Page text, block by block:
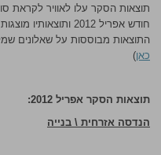
תוצאות הסקר עלו לאוויר לקראת
חודש אפריל 2012 ותוצאותיו מוצגות להלן.
התוצאות מבוססות על שאלונים
כאן)
תוצאות הסקר אפריל 2012:
הנדסה אזרחית \ בנייה